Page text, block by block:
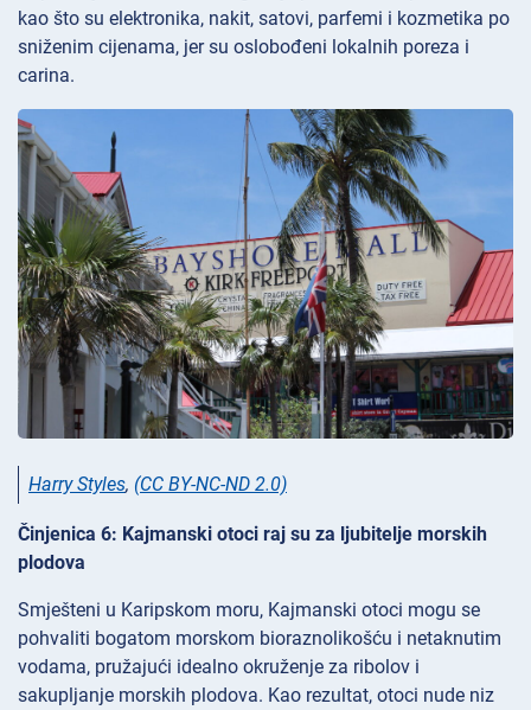
kao što su elektronika, nakit, satovi, parfemi i kozmetika po
sniženim cijenama, jer su oslobođeni lokalnih poreza i
carina.
Harry Styles, (CC BY-NC-ND 2.0)
Činjenica 6: Kajmanski otoci raj su za ljubitelje morskih
plodova
Smješteni u Karipskom moru, Kajmanski otoci mogu se
pohvaliti bogatom morskom bioraznolikošću i netaknutim
vodama, pružajući idealno okruženje za ribolov i
sakupljanje morskih plodova. Kao rezultat, otoci nude niz